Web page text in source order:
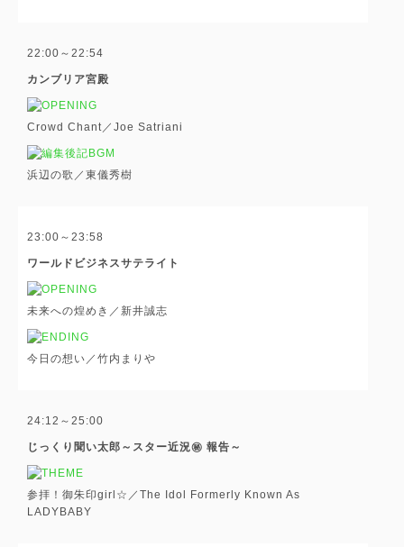
22:00～22:54
カンブリア宮殿
Crowd Chant／Joe Satriani
浜辺の歌／東儀秀樹
23:00～23:58
ワールドビジネスサテライト
未来への煌めき／新井誠志
今日の想い／竹内まりや
24:12～25:00
じっくり聞い太郎～スター近況㊙ 報告～
参拝！御朱印girl☆／The Idol Formerly Known As
LADYBABY